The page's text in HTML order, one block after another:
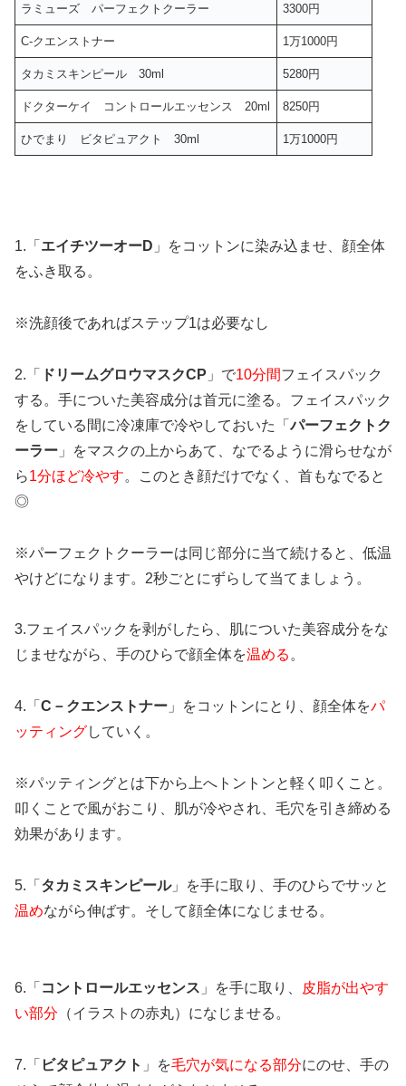
ラミューズ パーフェクトクーラー 3300円
C-クエンストナー 1万1000円
タカミスキンピール 30ml 5280円
ドクターケイ コントロールエッセンス 20ml 8250円
ひでまり ビタピュアクト 30ml 1万1000円
1.「 エイチツーオーD 」をコットンに染み込ませ、顔全体
をふき取る。
※洗顔後であればステップ1は必要なし
2.「 ドリームグロウマスクCP 」で10分間フェイスパック
する。手についた美容成分は首元に塗る。フェイスパック
をしている間に冷凍庫で冷やしておいた「パーフェクトク
ーラー 」をマスクの上からあて、なでるように滑らせなが
ら1分ほど冷やす。このとき顔だけでなく、首もなでると
◎
※パーフェクトクーラーは同じ部分に当て続けると、低温
やけどになります。2秒ごとにずらして当てましょう。
3.フェイスパックを剥がしたら、肌についた美容成分をな
じませながら、手のひらで顔全体を温める。
4.「 C－クエンストナー 」をコットンにとり、顔全体をパ
ッティングしていく。
※パッティングとは下から上へトントンと軽く叩くこと。
叩くことで風がおこり、肌が冷やされ、毛穴を引き締める
効果があります。
5.「 タカミスキンピール」を手に取り、手のひらでサッと
温めながら伸ばす。そして顔全体になじませる。
6.「 コントロールエッセンス 」を手に取り、 皮脂が出やす
い部分 （イラストの赤丸）になじませる。
7.「 ビタピュアクト 」を毛穴が気になる部分にのせ、手の